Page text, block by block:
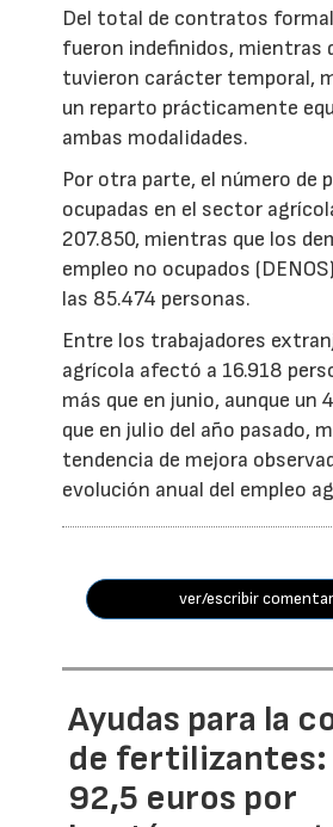
Del total de contratos
fueron indefinidos, mientras
tuvieron carácter temporal,
un reparto prácticamente
ambas modalidades.
Por otra parte, el número de
ocupadas en el sector
207.850, mientras que los
empleo no ocupados
las 85.474 personas.
Entre los trabajadores
agrícola afectó a 16.918
más que en junio, aunque un
que en julio del año pasado,
tendencia de mejora
evolución anual del empleo
ver/escribir
Ayudas para la
de fertilizantes:
92,5 euros por